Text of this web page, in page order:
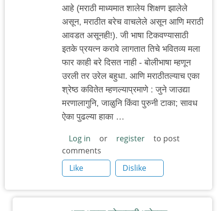
आहे (मराठी माध्यमात शालेय शिक्षण झालेले
असून, मराठीत बरेच वाचलेले असून आणि मराठी
आवडत असूनही!). जी भाषा टिकवण्यासाठी
इतके प्रयत्न करावे लागतात तिचे भवितव्य मला
फार काही बरे दिसत नाही - बोलीभाषा म्हणून
उरली तर उरेल बहुधा. आणि मराठीतल्याच एका
श्रेष्ठ कवितेत म्हणल्याप्रमाणे : जुने जाउद्या
मरणालागुनि, जाळुनि किंवा पुरुनी टाका; सावध
ऐका पुढल्या हाका …
Log in or register
to post
comments
Like
Dislike